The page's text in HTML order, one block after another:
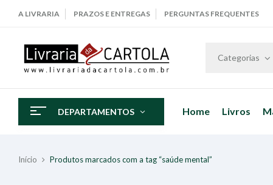
A LIVRARIA PRAZOS E ENTREGAS PERGUNTAS FREQUENTES
Categorias
DEPARTAMENTOS Home Livros
Início Produtos marcados com a tag “saúde mental”